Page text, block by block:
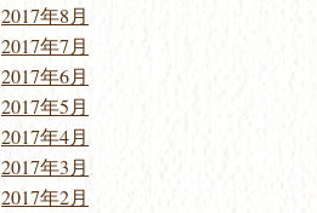
2017年8月
2017年7月
2017年6月
2017年5月
2017年4月
2017年3月
2017年2月